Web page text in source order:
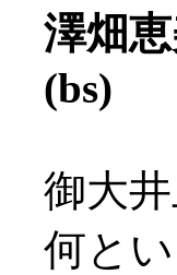
澤畑
(bs)
御大
何と